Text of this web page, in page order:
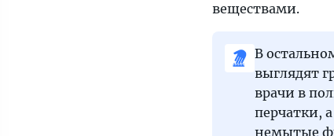
веществами.
В
выглядят
врачи в
перчатки,
немытые